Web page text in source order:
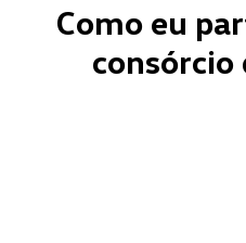
Como eu
consórcio